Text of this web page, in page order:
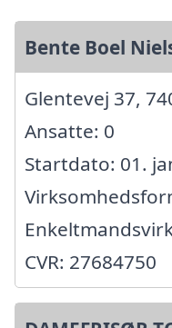
Bente Boel
Glentevej 37,
Ansatte: 0
Startdato: 01.
CVR: 27684750